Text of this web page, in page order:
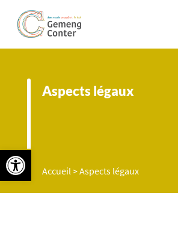
Aspects légaux
Accueil>Aspects légaux
Ouvrir la barre d’outils